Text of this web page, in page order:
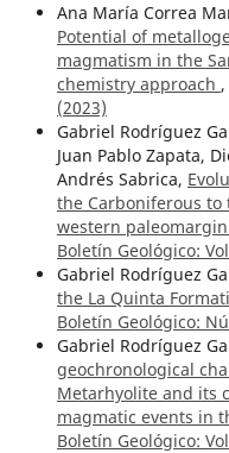
Ana María Correa
Potential of
magmatism in the
chemistry approach ,
(2023)
Gabriel Rodríguez
Juan Pablo Zapata,
Andrés Sabrica,
the Carboniferous to
western
Boletín Geológico:
Gabriel Rodríguez
the La Quinta
Boletín Geológico:
Gabriel Rodríguez
geochronological
Metarhyolite and its
magmatic events in
Boletín Geológico: